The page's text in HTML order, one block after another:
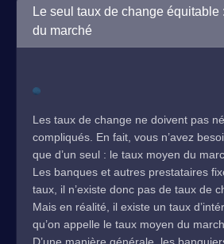
Le seul taux de change équitable
du marché
Les taux de change ne doivent pas
compliqués. En fait, vous n’avez
que d’un seul : le taux moyen du
Les banques et autres prestataires
taux, il n’existe donc pas de taux de
Mais en réalité, il existe un taux
qu’on appelle le taux moyen du